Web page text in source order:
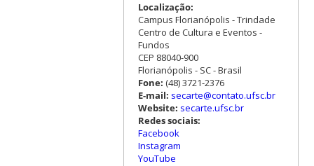
Localização:
Campus Florianópolis - Trindade
Centro de Cultura e Eventos -
Fundos
CEP 88040-900
Florianópolis - SC - Brasil
Fone: (48) 3721-2376
E-mail: secarte@contato.ufsc.br
Website: secarte.ufsc.br
Redes sociais:
Facebook
Instagram
YouTube